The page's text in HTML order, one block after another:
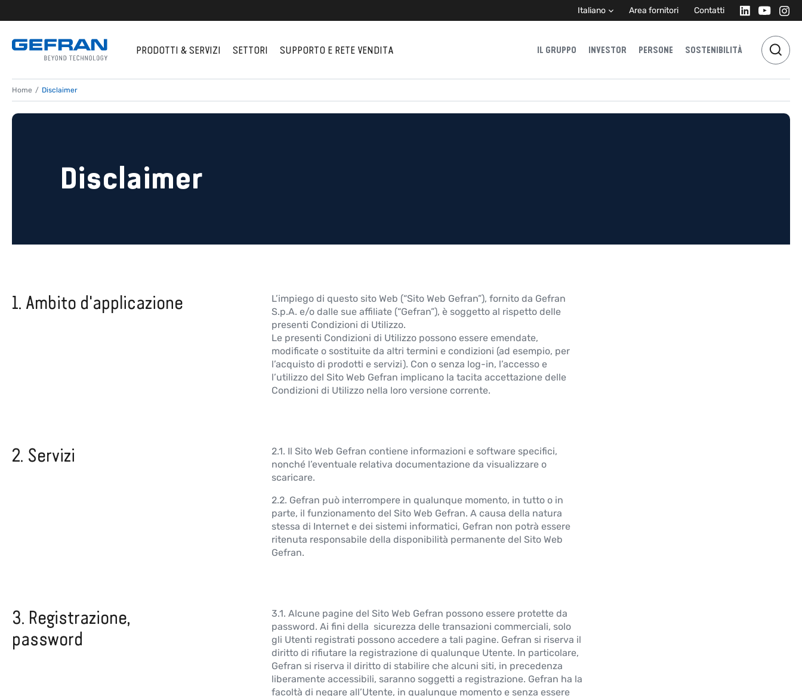
Italiano Area fornitori Contatti
PRODOTTI & SERVIZI SETTORI SUPPORTO E RETE VENDITA IL GRUPPO INVESTOR PERSONE SOSTENIBILITÀ
Home Disclaimer
Disclaimer
1. Ambito d'applicazione
L’impiego di questo sito Web (“Sito Web Gefran”), fornito da Gefran
S.p.A. e/o dalle sue affiliate (“Gefran”), è soggetto al rispetto delle
presenti Condizioni di Utilizzo.
Le presenti Condizioni di Utilizzo possono essere emendate,
modificate o sostituite da altri termini e condizioni (ad esempio, per
l’acquisto di prodotti e servizi). Con o senza log-in, l’accesso e
l’utilizzo del Sito Web Gefran implicano la tacita accettazione delle
Condizioni di Utilizzo nella loro versione corrente.
2. Servizi
2.1. Il Sito Web Gefran contiene informazioni e software specifici,
nonché l’eventuale relativa documentazione da visualizzare o
scaricare.
2.2. Gefran può interrompere in qualunque momento, in tutto o in
parte, il funzionamento del Sito Web Gefran. A causa della natura
stessa di Internet e dei sistemi informatici, Gefran non potrà essere
ritenuta responsabile della disponibilità permanente del Sito Web
Gefran.
3. Registrazione,
password
3.1. Alcune pagine del Sito Web Gefran possono essere protette da
password. Ai fini della sicurezza delle transazioni commerciali, solo
gli Utenti registrati possono accedere a tali pagine. Gefran si riserva il
diritto di rifiutare la registrazione di qualunque Utente. In particolare,
Gefran si riserva il diritto di stabilire che alcuni siti, in precedenza
liberamente accessibili, saranno soggetti a registrazione. Gefran ha la
facoltà di negare all’Utente, in qualunque momento e senza essere